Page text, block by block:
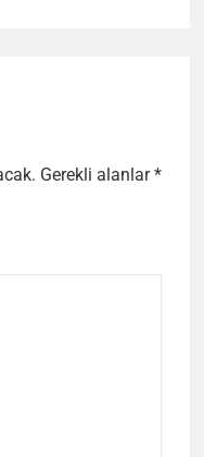
Gerekli alanlar*